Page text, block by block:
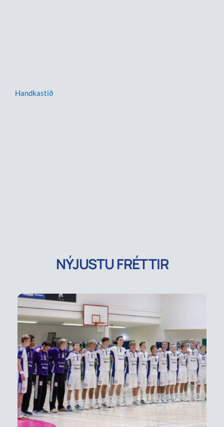
Handkastið
NÝJUSTU FRÉTTIR